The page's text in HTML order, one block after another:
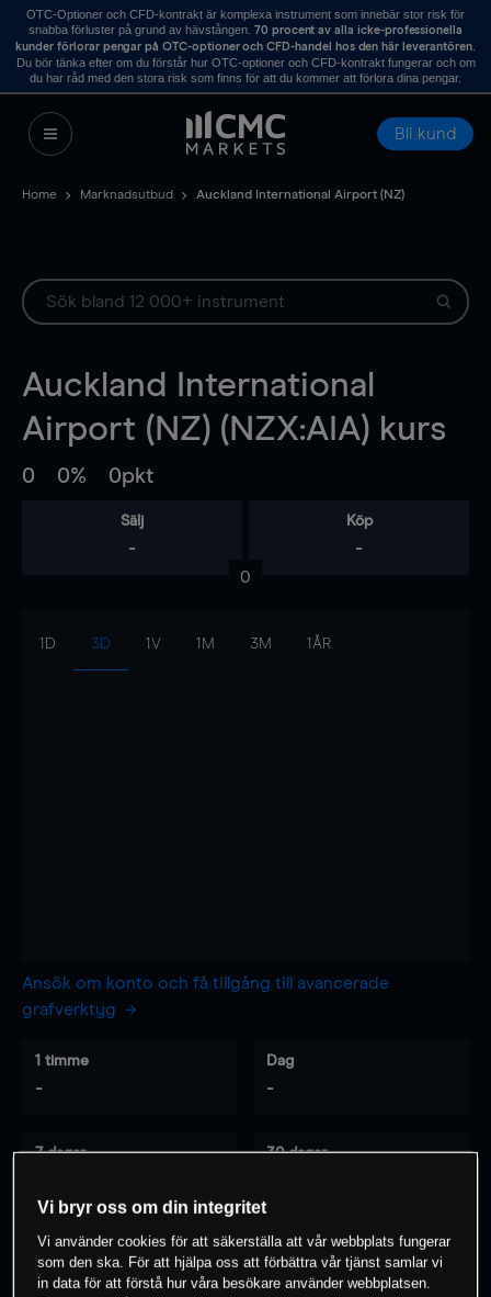
OTC-Optioner och CFD-kontrakt är komplexa instrument som innebär stor risk för
snabba förluster på grund av hävstången. 70 procent av alla icke-professionella
kunder förlorar pengar på OTC-optioner och CFD-handel hos den här leverantören.
Du bör tänka efter om du förstår hur OTC-optioner och CFD-kontrakt fungerar och om
du har råd med den stora risk som finns för att du kommer att förlora dina pengar.
Bli kund
Home Marknadsutbud Auckland International Airport (NZ)
Auckland International
Airport (NZ) (NZX:AIA) kurs
0 0% 0pkt
Sälj
-
Köp
-
0
1D 3D 1V 1M 3M 1ÅR
Ansök om konto och få tillgång till avancerade
grafverktyg
1 timme
-
Dag
-
7 dagar 30 dagar
0% av kunderna har en position i detta
Vi bryr oss om din integritet
Vi använder cookies för att säkerställa att vår webbplats fungerar
som den ska. För att hjälpa oss att förbättra vår tjänst samlar vi
in data för att förstå hur våra besökare använder webbplatsen.